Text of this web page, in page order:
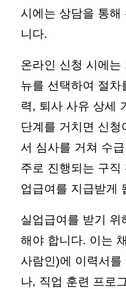
시에는 상담을 통해
니다.
온라인 신청 시에는
뉴를 선택하여 절차
력, 퇴사 사유 상세
단계를 거치면 신청
서 심사를 거쳐 수
주로 진행되는 구직
업급여를 지급받게
실업급여를 받기 위
해야 합니다. 이는
사람인)에 이력서를
나, 직업 훈련 프로